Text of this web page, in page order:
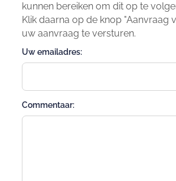
kunnen bereiken om dit op te
Klik daarna op de knop "Aanvraag
uw aanvraag te versturen.
Uw emailadres:
Commentaar: